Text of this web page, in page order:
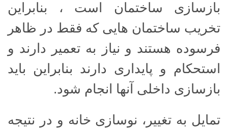
بازسازی ساختمان است ، بنابراین
تخریب ساختمان هایی که فقط در ظاهر
فرسوده هستند و نیاز به تعمیر دارند و
استحکام و پایداری دارند بنابراین باید
بازسازی داخلی آنها انجام شود.
تمایل به تغییر، نوسازی خانه و در نتیجه